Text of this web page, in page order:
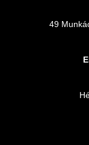
49